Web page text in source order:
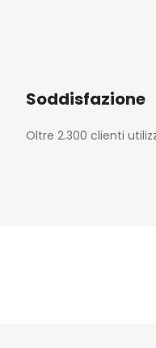
Soddisfazione
Oltre 2.300 clienti